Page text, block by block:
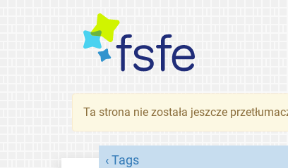
Ta strona nie została jeszcze
Tags